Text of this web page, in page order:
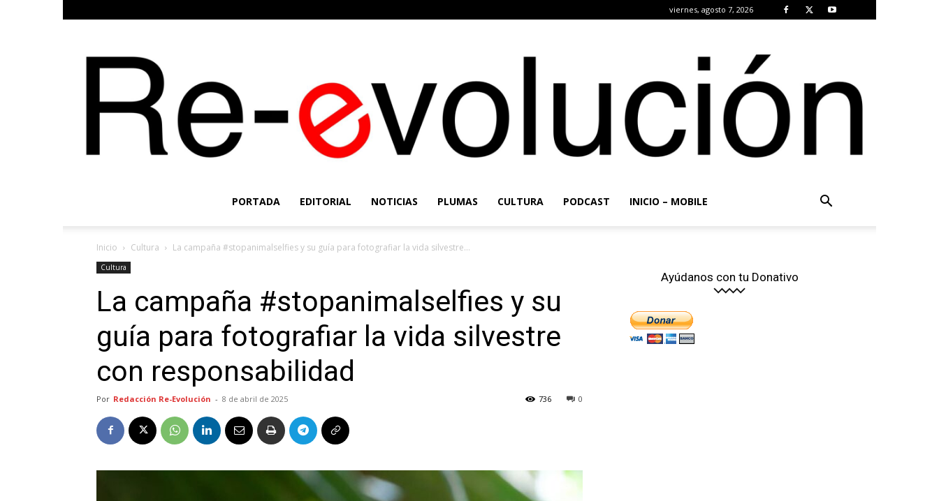
viernes, agosto 7, 2026
Evolución
PORTADA EDITORIAL NOTICIAS PLUMAS CULTURA PODCAST INICIO – MOBILE
Inicio Cultura La campaña #stopanimalselfies y su guía para fotografiar la vida silvestre...
Cultura
La campaña #stopanimalselfies y su
guía para fotografiar la vida silvestre
con responsabilidad
Por Redacción Re-Evolución - 8 de abril de 2025 0
736
Ayúdanos con tu Donativo